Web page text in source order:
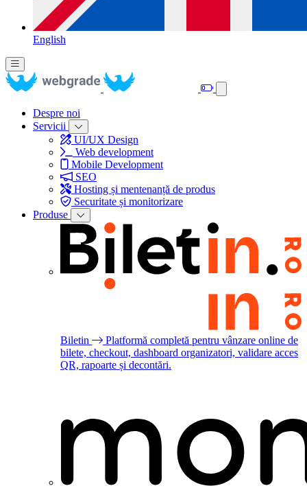
English
Despre noi
Servicii
UI/UX Design
Web development
Mobile Development
SEO
Hosting și mentenanță de produs
Securitate și monitorizare
Produse
Biletin
Platformă completă pentru vânzare online de
bilete, checkout, dashboard organizatori, validare acces
QR, rapoarte și decontări.